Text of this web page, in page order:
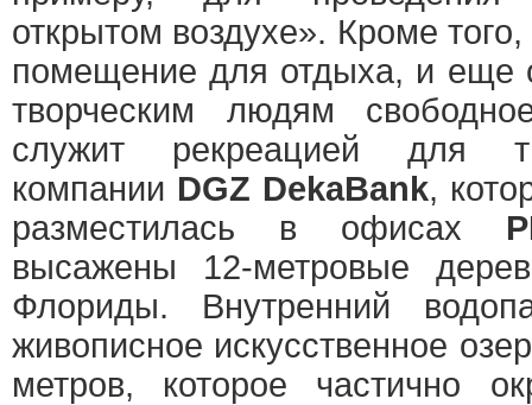
открытом воздухе». Кроме
помещение для отдыха, и еще
творческим людям
служит рекреацией для
компании DGZ DekaBank,
разместилась в офисах
высажены 12-метровые
Флориды. Внутренний
живописное искусственное
метров, которое частично